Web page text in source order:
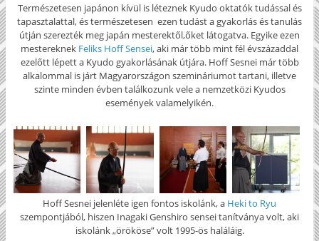
Természetesen japánon kívül is léteznek Kyudo oktatók tudással és
tapasztalattal, és természetesen ezen tudást a gyakorlás és tanulás
útján szerezték meg japán mesterektől,őket látogatva. Egyike ezen
mestereknek Feliks Hoff Sensei, aki már több mint fél évszázaddal
ezelőtt lépett a Kyudo gyakorlásának útjára. Hoff Sesnei már több
alkalommal is járt Magyarországon szemináriumot tartani, illetve
szinte minden évben találkozunk vele a nemzetközi Kyudos
események valamelyikén.
Hoff Sesnei jelenléte igen fontos iskolánk, a Heki to Ryu
szempontjából, hiszen Inagaki Genshiro sensei tanítványa volt, aki
iskolánk „örököse” volt 1995-ös haláláig.